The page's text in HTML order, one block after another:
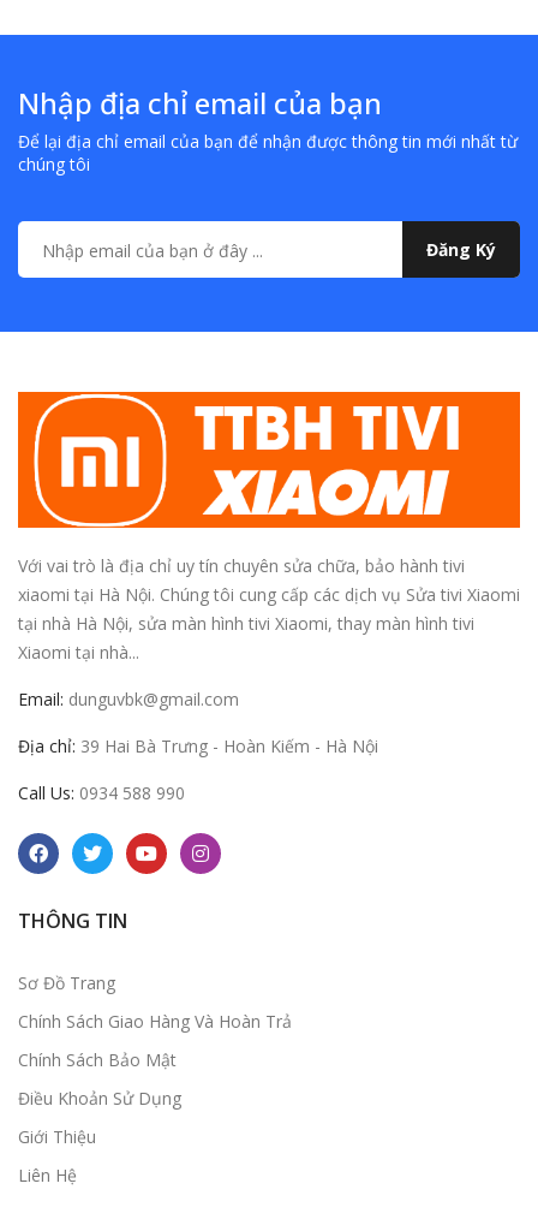
Nhập địa chỉ email của bạn
Để lại địa chỉ email của bạn để nhận được thông tin mới nhất từ
chúng tôi
Đăng Ký
Với vai trò là địa chỉ uy tín chuyên sửa chữa, bảo hành tivi
xiaomi tại Hà Nội. Chúng tôi cung cấp các dịch vụ Sửa tivi Xiaomi
tại nhà Hà Nội, sửa màn hình tivi Xiaomi, thay màn hình tivi
Xiaomi tại nhà...
Email: dunguvbk@gmail.com
Địa chỉ: 39 Hai Bà Trưng - Hoàn Kiếm - Hà Nội
Call Us: 0934 588 990
THÔNG TIN
Sơ Đồ Trang
Chính Sách Giao Hàng Và Hoàn Trả
Chính Sách Bảo Mật
Điều Khoản Sử Dụng
Giới Thiệu
Liên Hệ